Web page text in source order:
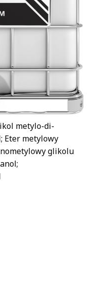
metylo-di-
Eter metylowy
glikolu